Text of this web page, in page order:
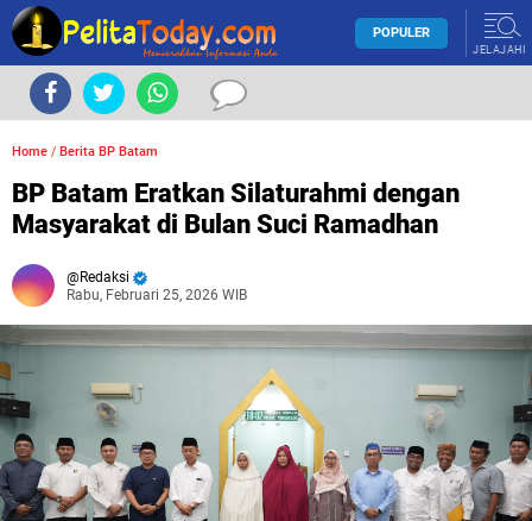
POPULER
JELAJAHI
Home / Berita BP Batam
BP Batam Eratkan Silaturahmi dengan
Masyarakat di Bulan Suci Ramadhan
Redaksi
Rabu, Februari 25, 2026 WIB